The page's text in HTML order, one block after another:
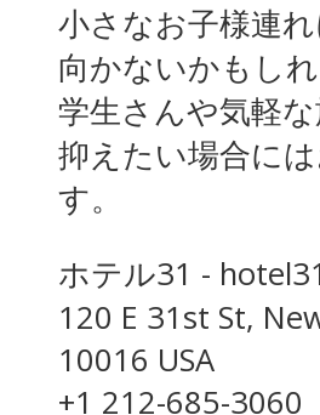
小さなお子様連
向かないかもしれ
学生さんや気軽
抑えたい場合に
す。
ホテル31 -
120 E 31st St,
10016 USA
+1 212-685-3060